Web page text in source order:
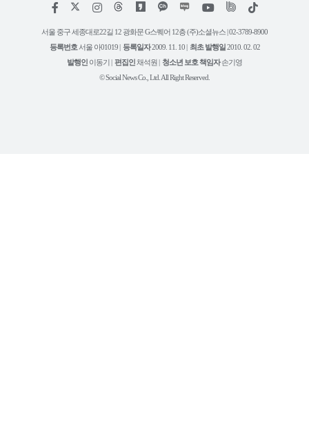
페
스
인
타
램
위
트
유
튜
틱
서울 중구 세종대로22길 12 광화문 G스퀘어 12층 (주)소셜뉴스 | 02-3789-8900
등록번호 서울 아01019 | 등록일자2009. 11. 10 | 최초 발행일2010. 02. 02
발행인 이동기 | 편집인채석원 | 청소년 보호 책임자손기영
© Social News Co., Ltd. All Right Reserved.